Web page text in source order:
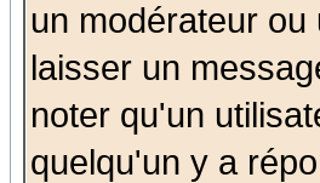
un modérateur
laisser un
noter qu'un
quelqu'un y a